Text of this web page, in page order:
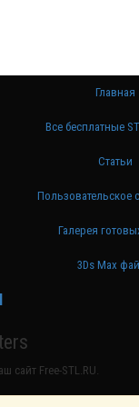
Главная
Все бесплатные
Статьи
Пользовательское
Галерея
3Ds Max
сайт Free-STL.RU.